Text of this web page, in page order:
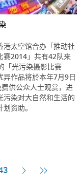
港太空馆合办「推动社
赛2014」共有42队来
「光污染摄影比赛
作品将於本年7月9日
供公众人士观赏，进
污染对大自然和生活的
资助。
Next Last